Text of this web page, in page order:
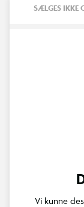
SÆLGES IKKE
Vi kunne